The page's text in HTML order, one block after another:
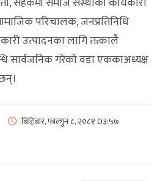
परिचालक, जनप्रतिनिधि
उत्पादनका लागि तत्कालै
सार्वजनिक गरेको वडा एककाअध्यक्ष
बिहिबार, फाल्गुन ८, २०८१0३:५७